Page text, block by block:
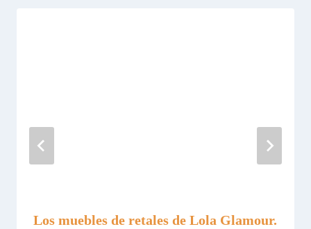
Los muebles de retales de Lola Glamour.